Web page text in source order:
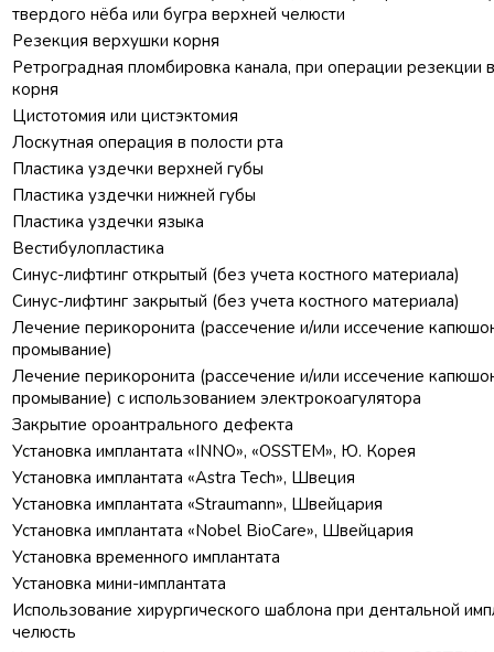
твердого нёба или бугра верхней челюсти
Резекция верхушки корня
Ретроградная пломбировка канала, при операции резекции
корня
Цистотомия или цистэктомия
Лоскутная операция в полости рта
Пластика уздечки верхней губы
Пластика уздечки нижней губы
Пластика уздечки языка
Вестибулопластика
Синус-лифтинг открытый (без учета костного материала)
Синус-лифтинг закрытый (без учета костного материала)
Лечение перикоронита (рассечение и/или иссечение
промывание)
Лечение перикоронита (рассечение и/или иссечение
промывание) с использованием электрокоагулятора
Закрытие ороантрального дефекта
Установка имплантата «INNO», «OSSTEM», Ю. Корея
Установка имплантата «Astra Tech», Швеция
Установка имплантата «Straumann», Швейцария
Установка имплантата «Nobel BioCare», Швейцария
Установка временного имплантата
Установка мини-имплантата
Использование хирургического шаблона при дентальной
челюсть